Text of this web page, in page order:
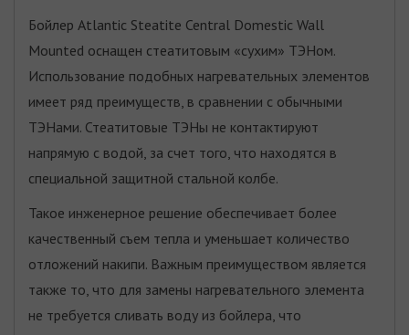
Бойлер Atlantic Steatite Central Domestic Wall
Mounted оснащен стеатитовым «сухим» ТЭНом.
Использование подобных нагревательных элементов
имеет ряд преимуществ, в сравнении с обычными
ТЭНами. Стеатитовые ТЭНы не контактируют
напрямую с водой, за счет того, что находятся в
специальной защитной стальной колбе.
Такое инженерное решение обеспечивает более
качественный съем тепла и уменьшает количество
отложений накипи. Важным преимуществом является
также то, что для замены нагревательного элемента
не требуется сливать воду из бойлера, что